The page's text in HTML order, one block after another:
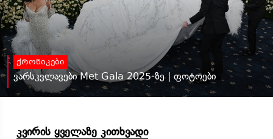
ქრონიკები
ვარსკვლავები Met Gala 2025-ზე | ფოტოები
კვირის ყველაზე კითხვადი